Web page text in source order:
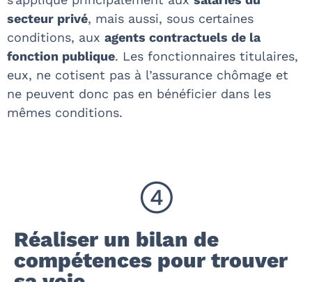
secteur privé, mais aussi, sous certaines
conditions, aux agents contractuels de la
fonction publique. Les fonctionnaires titulaires,
eux, ne cotisent pas à l’assurance chômage et
ne peuvent donc pas en bénéficier dans les
mêmes conditions.
Réaliser un bilan de
compétences pour trouver